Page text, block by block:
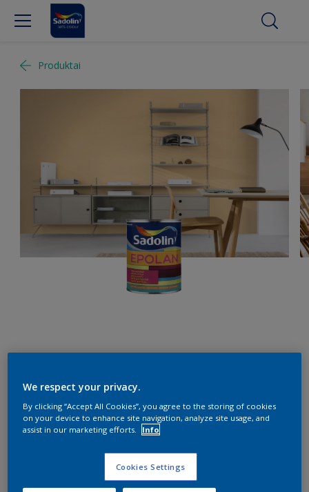
Produktai
F5.18.84
We respect your privacy.
By clicking “Accept All Cookies”, you agree to the storing of cookies
on your device to enhance site navigation, analyze site usage, and
assist in our marketing efforts.
Info
Cookies Settings